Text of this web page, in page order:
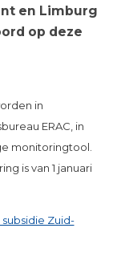
en Limburg
op deze
in
ERAC, in
monitoringtool.
is van 1 januari
Zuid-